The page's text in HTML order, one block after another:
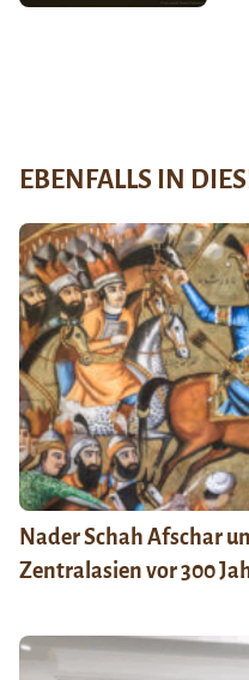
EBENFALLS IN
Nader Schah Afschar
Zentralasien vor 300